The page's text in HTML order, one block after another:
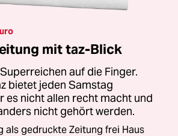
mit taz-Blick
auf die Finger.
bietet jeden Samstag
es nicht allen recht macht und
nicht gehört werden.
als gedruckte Zeitung frei Haus